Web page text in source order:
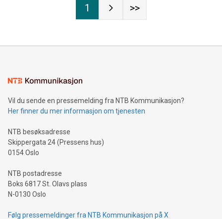
1 >>
Vil du sende en pressemelding fra NTB Kommunikasjon?
Her finner du mer informasjon om tjenesten
NTB besøksadresse
Skippergata 24 (Pressens hus)
0154 Oslo
NTB postadresse
Boks 6817 St. Olavs plass
N-0130 Oslo
Følg pressemeldinger fra NTB Kommunikasjon på X